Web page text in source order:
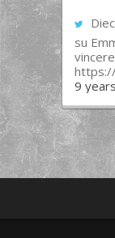
su
9